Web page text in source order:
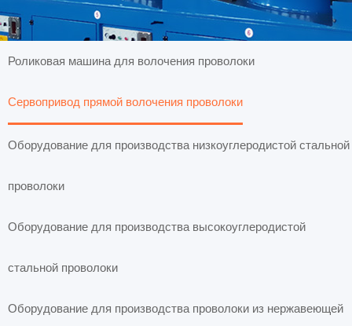
Роликовая машина для волочения проволоки
Сервопривод прямой волочения проволоки
Оборудование для производства низкоуглеродистой стальной
проволоки
Оборудование для производства высокоуглеродистой
стальной проволоки
Оборудование для производства проволоки из нержавеющей